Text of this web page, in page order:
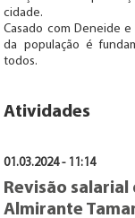
cidade.
Casado com Deneide
da população é
todos.
Atividades
01.03.2024 - 11:14
Revisão
Almirante